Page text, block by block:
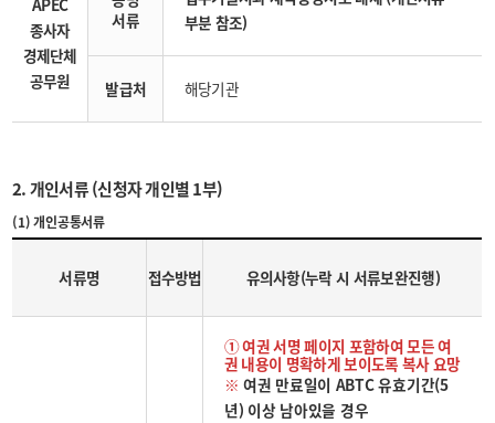
종사자
경제단체
공무원
서류
부분 참조)
발급처 해당기관
2. 개인서류 (신청자 개인별 1부)
(1) 개인공통서류
서류명 접수방법 유의사항(누락 시 서류보완진행)
① 여권 서명 페이지 포함하여 모든 여
권 내용이 명확하게 보이도록 복사 요망
※ 여권 만료일이 ABTC 유효기간(5
년) 이상 남아있을 경우